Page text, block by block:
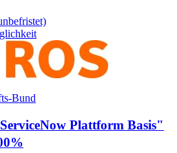
Bund
Plattform Basis"